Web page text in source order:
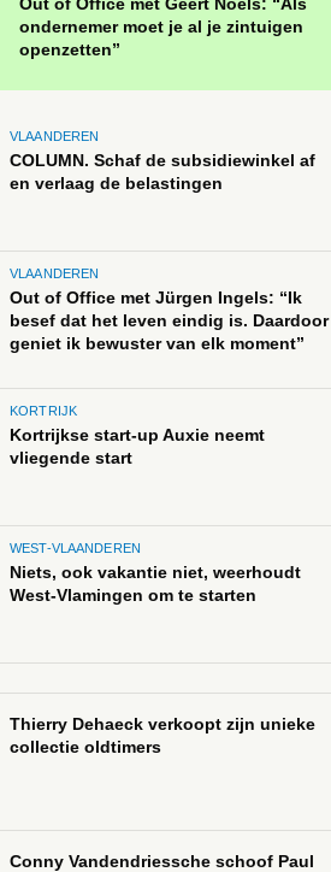
Out of Office met Geert Noels: “Als
ondernemer moet je al je zintuigen
openzetten”
VLAANDEREN
COLUMN. Schaf de subsidiewinkel af
en verlaag de belastingen
VLAANDEREN
Out of Office met Jürgen Ingels: “Ik
besef dat het leven eindig is. Daardoor
geniet ik bewuster van elk moment”
KORTRIJK
Kortrijkse start-up Auxie neemt
vliegende start
WEST-VLAANDEREN
Niets, ook vakantie niet, weerhoudt
West-Vlamingen om te starten
Thierry Dehaeck verkoopt zijn unieke
collectie oldtimers
Conny Vandendriessche schoof Paul